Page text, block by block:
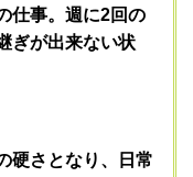
仕事。週に2回の
ぎが出来ない状
硬さとなり、日常